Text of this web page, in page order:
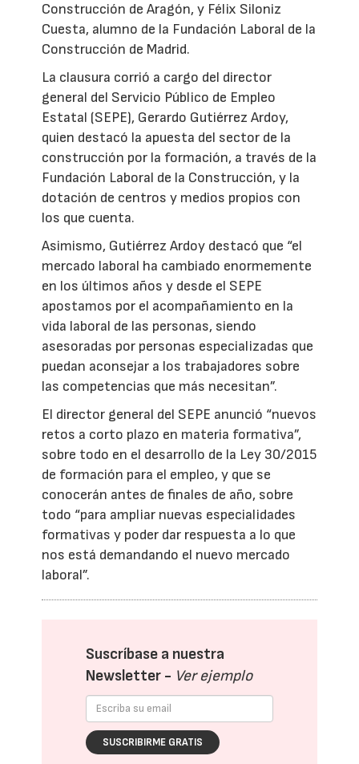
Construcción de Aragón, y Félix Siloniz
Cuesta, alumno de la Fundación Laboral de la
Construcción de Madrid.
La clausura corrió a cargo del director
general del Servicio Público de Empleo
Estatal (SEPE), Gerardo Gutiérrez Ardoy,
quien destacó la apuesta del sector de la
construcción por la formación, a través de la
Fundación Laboral de la Construcción, y la
dotación de centros y medios propios con
los que cuenta.
Asimismo, Gutiérrez Ardoy destacó que “el
mercado laboral ha cambiado enormemente
en los últimos años y desde el SEPE
apostamos por el acompañamiento en la
vida laboral de las personas, siendo
asesoradas por personas especializadas que
puedan aconsejar a los trabajadores sobre
las competencias que más necesitan”.
El director general del SEPE anunció “nuevos
retos a corto plazo en materia formativa”,
sobre todo en el desarrollo de la Ley 30/2015
de formación para el empleo, y que se
conocerán antes de finales de año, sobre
todo “para ampliar nuevas especialidades
formativas y poder dar respuesta a lo que
nos está demandando el nuevo mercado
laboral”.
Suscríbase a nuestra
Newsletter - Ver ejemplo
SUSCRIBIRME GRATIS